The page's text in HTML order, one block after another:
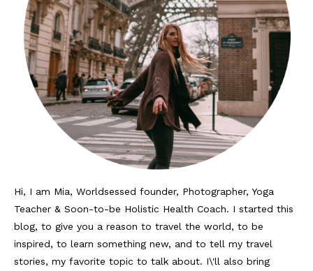
Oceania / Australia
Australien
Middle East
U.A.E.
Katar
München / Bayern
Reviews
Hotels
Food
Hi, I am Mia, Worldsessed founder, Photographer, Yoga
Teacher & Soon-to-be Holistic Health Coach. I started this
blog, to give you a reason to travel the world, to be
inspired, to learn something new, and to tell my travel
stories, my favorite topic to talk about. I\'ll also bring